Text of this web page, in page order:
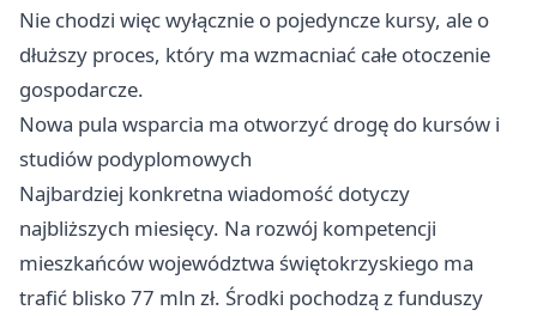
Nie chodzi więc wyłącznie o pojedyncze kursy, ale o
dłuższy proces, który ma wzmacniać całe otoczenie
gospodarcze.
Nowa pula wsparcia ma otworzyć drogę do kursów i
studiów podyplomowych
Najbardziej konkretna wiadomość dotyczy
najbliższych miesięcy. Na rozwój kompetencji
mieszkańców województwa świętokrzyskiego ma
trafić blisko 77 mln zł. Środki pochodzą z funduszy